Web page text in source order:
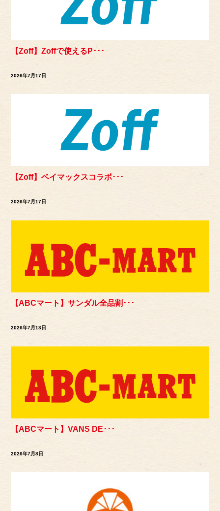
【Zoff】Zoffで使えるP･･･
2026年7月17日
【Zoff】ベイマックスコラボ･･･
2026年7月17日
【ABCマート】サンダル全品割･･･
2026年7月13日
【ABCマート】VANS DE･･･
2026年7月8日